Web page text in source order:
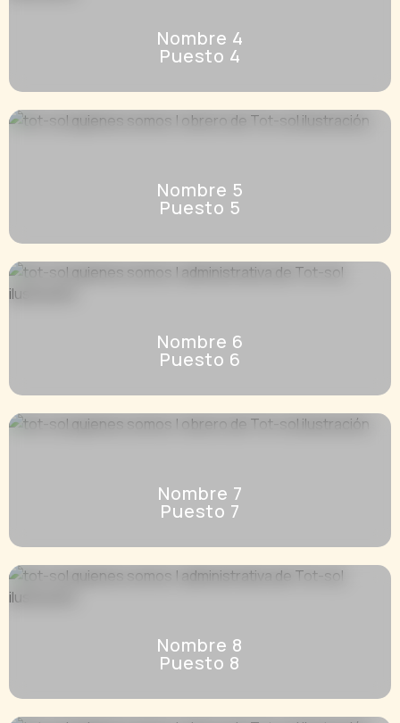
Nombre 4
Puesto 4
Nombre 5
Puesto 5
Nombre 6
Puesto 6
Nombre 7
Puesto 7
Nombre 8
Puesto 8